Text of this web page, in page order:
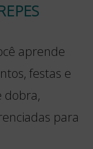
aprende
festas e
dobra,
para